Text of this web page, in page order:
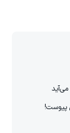
پیوست!